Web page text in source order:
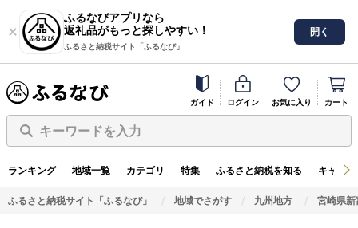
ふるなびアプリなら
返礼品がもっと探しやすい！
ふるさと納税サイト「ふるなび」
開く
ガイド ログイン お気に入り カート
キーワードを入力
ランキング 地域一覧 カテゴリ 特集 ふるさと納税を知る キャン
ふるさと納税サイト「ふるなび」 地域でさがす 九州地方 宮崎県新